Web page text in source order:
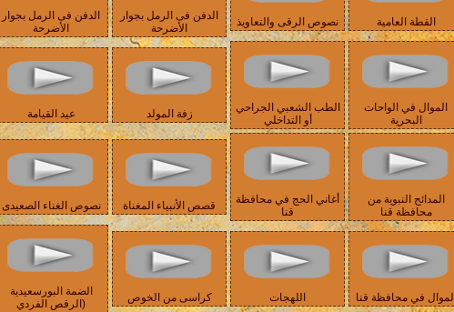
القطة العامية نصوص الرقى والتعاويذ
الدفن فى الرمل بجوار
الأضرحة
الدفن فى الرمل بجوار
الأضرحة
الموال في الواحات
البحرية
الطب الشعبي الجراحي
أو التداخلي
زفة المولد عيد القيامة
المدائح النبوية من
محافظة قنا
أغاني الحج في محافظة
قنا
قصص الأنبياء المغناة نصوص الغناء الصعيدى
الموال في محافظة قنا اللهجات كراسى من الخوص
الضمة البورسعيدية
(الرقص الفردي